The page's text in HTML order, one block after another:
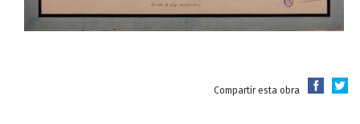
Compartir esta obra